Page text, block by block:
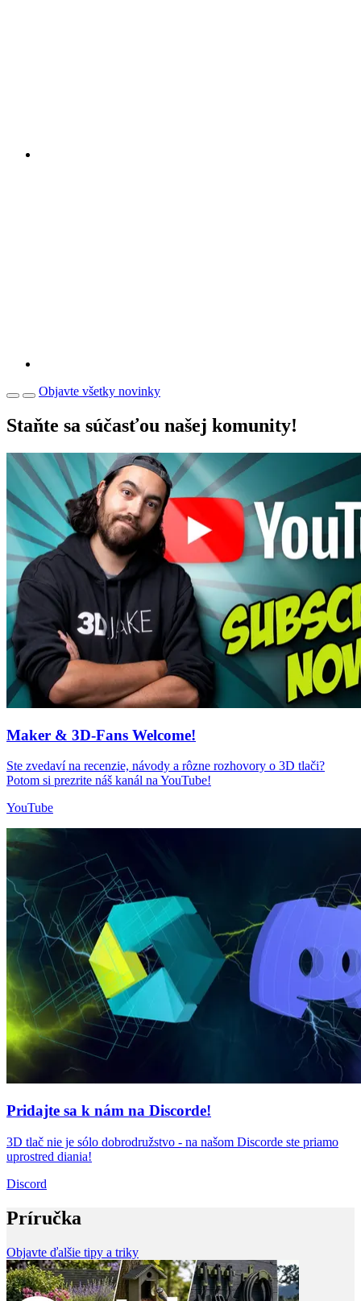
Objavte všetky novinky
Staňte sa súčasťou našej komunity!
Maker & 3D-Fans Welcome!
Ste zvedaví na recenzie, návody a rôzne rozhovory o 3D tlači?
Potom si prezrite náš kanál na YouTube!
YouTube
Pridajte sa k nám na Discorde!
3D tlač nie je sólo dobrodružstvo - na našom Discorde ste priamo
uprostred diania!
Discord
Príručka
Objavte ďalšie tipy a triky